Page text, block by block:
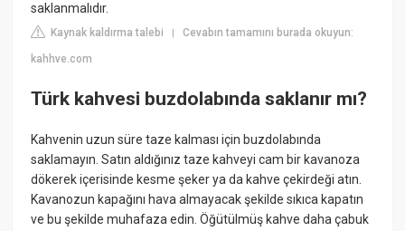
saklanmalıdır.
Kaynak kaldırma talebi |Cevabın tamamını burada okuyun:
kahhve.com
Türk kahvesi buzdolabında saklanır mı?
Kahvenin uzun süre taze kalması için buzdolabında
saklamayın. Satın aldığınız taze kahveyi cam bir kavanoza
dökerek içerisinde kesme şeker ya da kahve çekirdeği atın.
Kavanozun kapağını hava almayacak şekilde sıkıca kapatın
ve bu şekilde muhafaza edin. Öğütülmüş kahve daha çabuk